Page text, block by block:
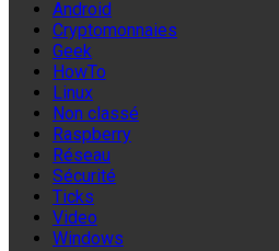
Android
Cryptomonnaies
Geek
HowTo
Linux
Non classé
Raspberry
Réseau
Sécurité
Ticks
Video
Windows